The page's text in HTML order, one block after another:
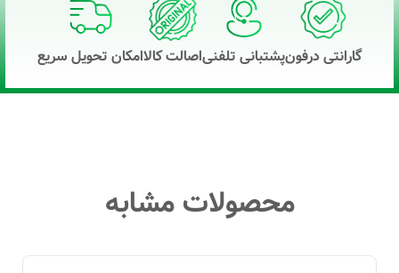
گارانتی درفونپشتبانی تلفنیاصالت کالاامکان تحویل سریع
محصولات مشابه